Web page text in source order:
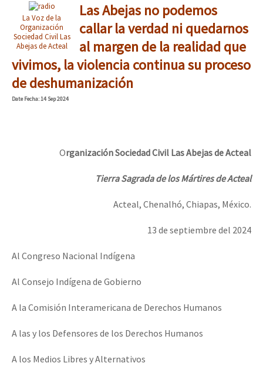
La Voz de la
Organización
Sociedad Civil Las
Abejas de Acteal
Las Abejas no podemos
callar la verdad ni quedarnos
al margen de la realidad que
vivimos, la violencia continua su proceso
de deshumanización
DateFecha: 14 Sep 2024
Organización Sociedad Civil Las Abejas de Acteal
Tierra Sagrada de los Mártires de Acteal
Acteal, Chenalhó, Chiapas, México.
13 de septiembre del 2024
Al Congreso Nacional Indígena
Al Consejo Indígena de Gobierno
A la Comisión Interamericana de Derechos Humanos
A las y los Defensores de los Derechos Humanos
A los Medios Libres y Alternativos